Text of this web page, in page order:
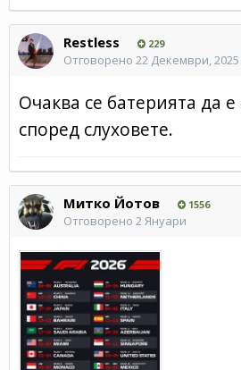
Restless 229
Отговорено 22 Декември, 2025
Очаква се батерията да
според слуховете.
Митко Йотов 1556
Отговорено 2 Януари